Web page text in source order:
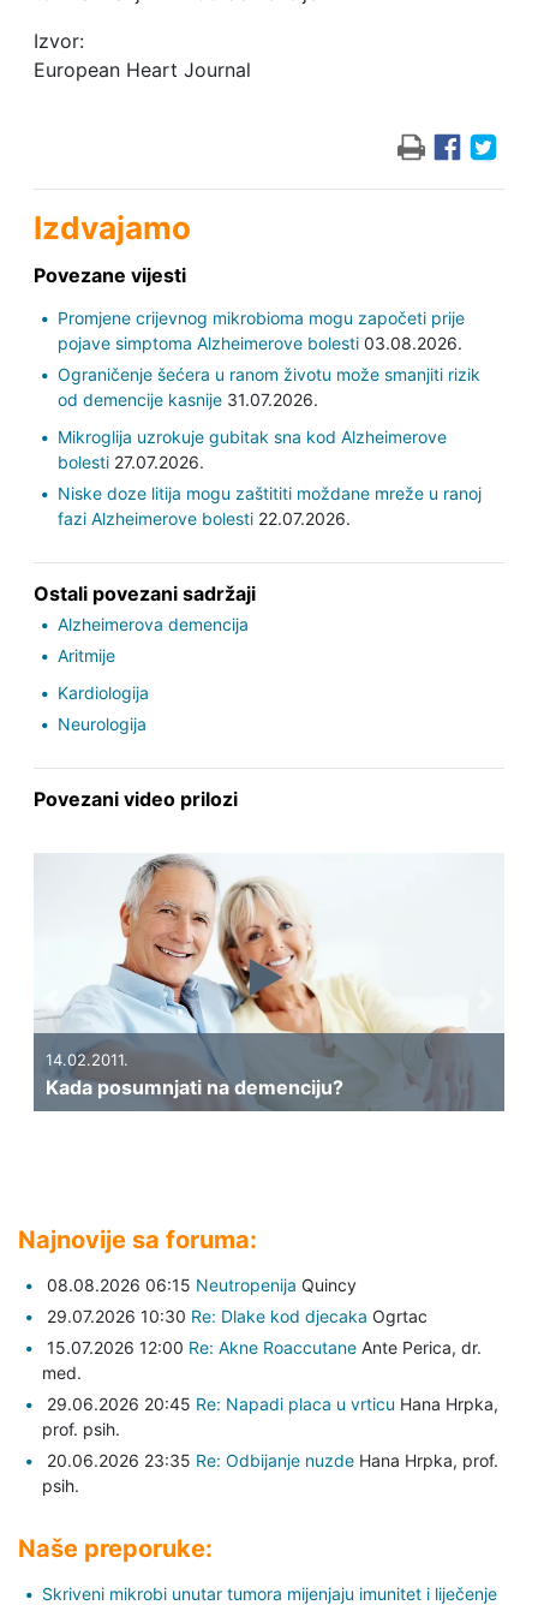
Izvor:
European Heart Journal
Izdvajamo
Povezane vijesti
Promjene crijevnog mikrobioma mogu započeti prije
pojave simptoma Alzheimerove bolesti03.08.2026.
Ograničenje šećera u ranom životu može smanjiti rizik
od demencije kasnije31.07.2026.
Mikroglija uzrokuje gubitak sna kod Alzheimerove
bolesti27.07.2026.
Niske doze litija mogu zaštititi moždane mreže u ranoj
fazi Alzheimerove bolesti22.07.2026.
Ostali povezani sadržaji
Alzheimerova demencija
Aritmije
Kardiologija
Neurologija
Povezani video prilozi
14.02.2011.
Kada posumnjati na demenciju?
Previous
Najnovije sa foruma:
08.08.2026 06:15 Neutropenija Quincy
29.07.2026 10:30 Re: Dlake kod djecaka Ogrtac
15.07.2026 12:00 Re: Akne Roaccutane Ante Perica, dr.
med.
29.06.2026 20:45 Re: Napadi placa u vrticu Hana Hrpka,
prof. psih.
20.06.2026 23:35 Re: Odbijanje nuzde Hana Hrpka, prof.
psih.
Naše preporuke:
Skriveni mikrobi unutar tumora mijenjaju imunitet i liječenje